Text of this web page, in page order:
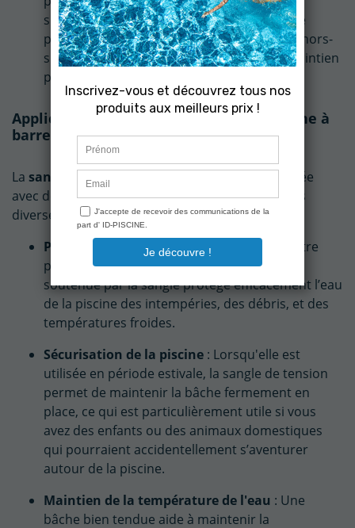
s'adapter à différents types de bâches et de
piscines. Elle convient à la fois aux piscines hors-
sol et enterrées, offrant une solution de maintien
pour une large gamme de couvertures.
Applications de la sangle de tension bâche à
barre piscine
La sangle de tension
est conçue pour être utilisée
avec des bâches à barre, et elle s'avère utile dans
diverses situations :
Protection hivernale : En hiver, lorsque votre
piscine n'est pas utilisée, la bâche à barre
soutenue par la sangle protège efficacement l’eau
de la piscine des intempéries, des débris, et des
températures froides.
Sécurisation de la piscine : Lorsqu'elle est
utilisée en période estivale, la sangle de tension
permet de maintenir la bâche fermement en
place, ce qui est particulièrement utile si vous
avez des enfants ou des animaux domestiques
qui pourraient accidentellement s’aventurer
autour de la piscine.
Maintien de la température de l'eau : Une
bâche bien tendue aide à maintenir la